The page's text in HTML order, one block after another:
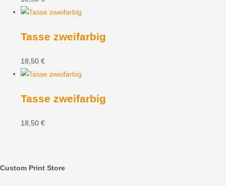
Tasse zweifarbig
18,50€
Tasse zweifarbig
18,50€
Custom Print Store